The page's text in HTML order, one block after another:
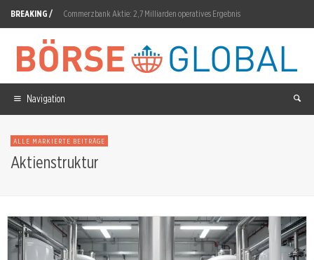
BREAKING / Commerzbank Aktie: 2,7 Milliarden operatives Ergebnis
Nokia Aktie: 1 Gigawatt KI-Infrastruktur in Südostasien
Shell Aktie: 720-Millionen-Dollar-Streit mit Zypern
Diginex Aktie: 70 Millionen für Resulticks
AMD Aktie: 808 Millionen Dollar Capex
Navigation
ALLE MARKIERTE BEITRÄGE
Aktienstruktur